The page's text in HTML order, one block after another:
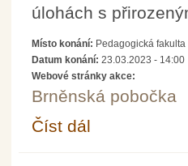
úlohách s
Místo konání: Pedagogická
Datum konání: 23.03.2023 - 14:00
Webové stránky akce:
Brněnská pobočka
Číst dál